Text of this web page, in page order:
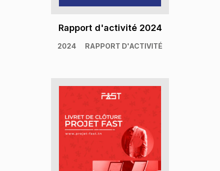
Rapport d'activité 2024
2024 RAPPORT D'ACTIVITÉ